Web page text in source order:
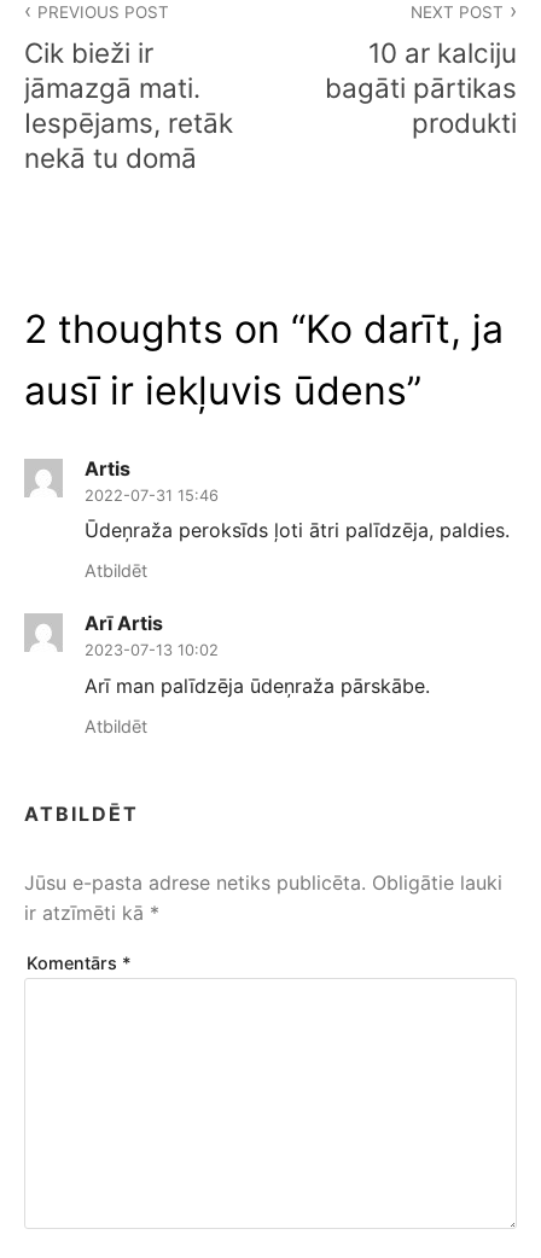
izvēlne
PREVIOUS POST
Cik bieži ir
jāmazgā mati.
Iespējams, retāk
nekā tu domā
NEXT POST
10 ar kalciju
bagāti pārtikas
produkti
2 thoughts on “Ko darīt, ja
ausī ir iekļuvis ūdens”
Artis
2022-07-31 15:46
Ūdeņraža peroksīds ļoti ātri palīdzēja, paldies.
Atbildēt
Arī Artis
2023-07-13 10:02
Arī man palīdzēja ūdeņraža pārskābe.
Atbildēt
ATBILDĒT
Jūsu e-pasta adrese netiks publicēta. Obligātie lauki
ir atzīmēti kā *
Komentārs *